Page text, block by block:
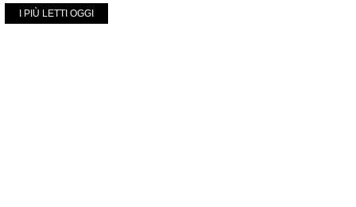
I PIÙ LETTI OGGI